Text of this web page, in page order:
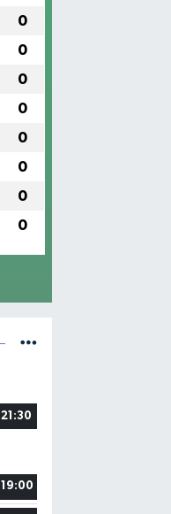
0
0
0
0
0
0
0
0
21:30
19:00